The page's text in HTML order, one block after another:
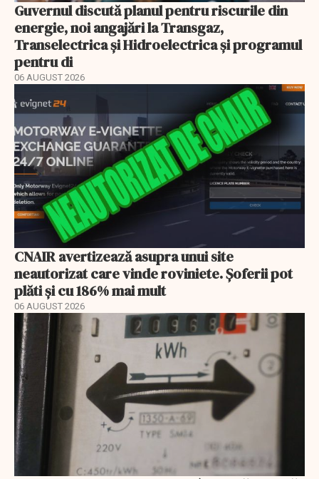
Guvernul discută planul pentru riscurile din
energie, noi angajări la Transgaz,
Transelectrica și Hidroelectrica și programul
pentru di
06 AUGUST 2026
CNAIR avertizează asupra unui site
neautorizat care vinde roviniete. Șoferii pot
plăti și cu 186% mai mult
06 AUGUST 2026